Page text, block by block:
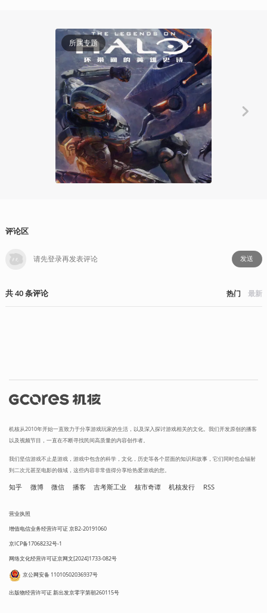
所属专题
有感而发
评论区
发送
共40条评论 热门 最新
机核从2010年开始一直致力于分享游戏玩家的生活，以及深入探讨游戏相关的文化。我们开发原创的播客
以及视频节目，一直在不断寻找民间高质量的内容创作者。
我们坚信游戏不止是游戏，游戏中包含的科学，文化，历史等各个层面的知识和故事，它们同时也会辐射
到二次元甚至电影的领域，这些内容非常值得分享给热爱游戏的您。
知乎 微博 微信 播客 吉考斯工业 核市奇谭 机核发行 RSS
营业执照
增值电信业务经营许可证 京B2-20191060
京ICP备17068232号-1
网络文化经营许可证京网文[2024]1733-082号
京公网安备 11010502036937号
出版物经营许可证 新出发京零字第朝260115号